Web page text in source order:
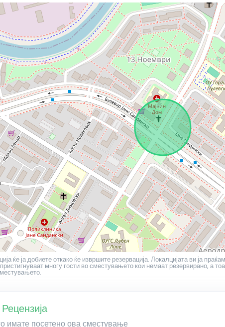
ќе ја добиете откако ќе извршите резервација. Локалцијата ви ја
многу гости во сместувањето кои немаат резервирано, а
имате посетено ова сместување